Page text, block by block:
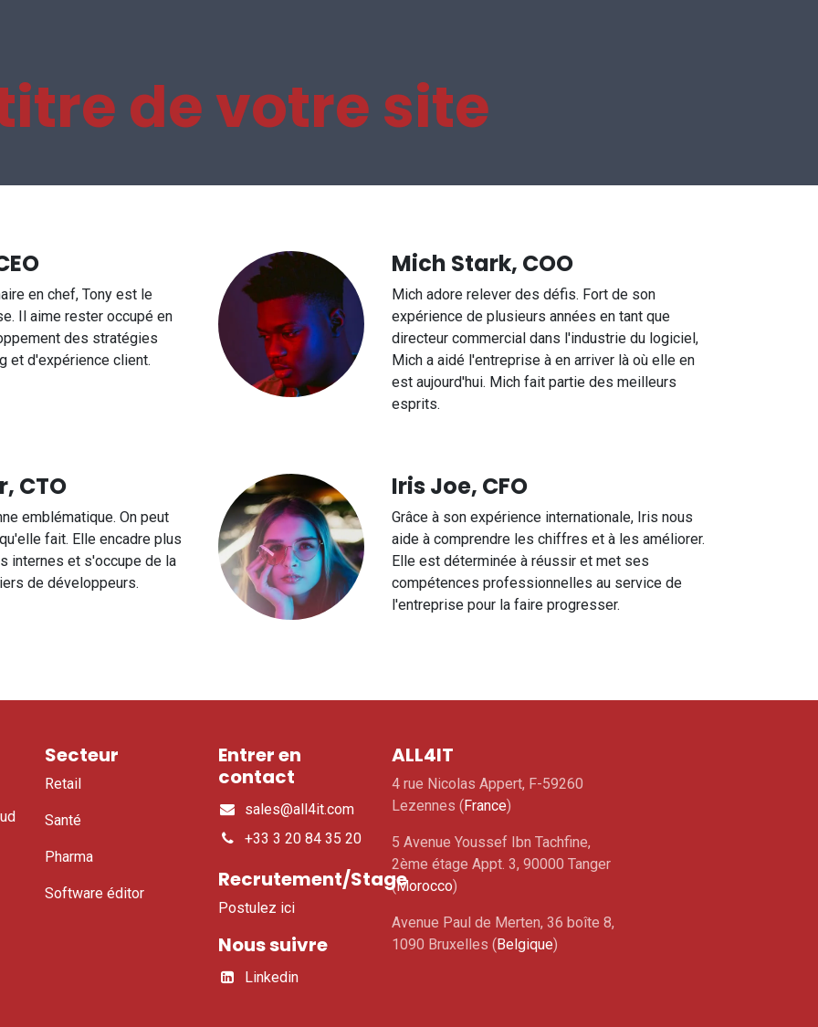
de votre site
en chef, Tony est le
Il aime rester occupé en
des stratégies
et d'expérience client.
Mich Stark, COO
Mich adore relever des défis. Fort de son
expérience de plusieurs années en tant que
directeur commercial dans l'industrie du logiciel,
Mich a aidé l'entreprise à en arriver là où elle en
est aujourd'hui. Mich fait partie des meilleurs
esprits.
CTO
emblématique. On peut
fait. Elle encadre plus
internes et s'occupe de la
de développeurs.
Iris Joe, CFO
Grâce à son expérience internationale, Iris nous
aide à comprendre les chiffres et à les améliorer.
Elle est déterminée à réussir et met ses
compétences professionnelles au service de
l'entreprise pour la faire progresser.
Secteur
Retail
Santé​
Pharma
Software éditor
Entrer en
contact
sales@all4it.com
+33 3 20 84 35 20
Recrutement/Stage
Postulez ici
Nous suivre
Linkedin
ALL4IT
4 rue Nicolas Appert, F-59260
Lezennes ( France)
5 Avenue Youssef Ibn Tachfine,
2ème étage Appt. 3, 90000 Tanger
(Morocco)
Avenue Paul de Merten, 36 boîte 8,
1090 Bruxelles ( Belgique)